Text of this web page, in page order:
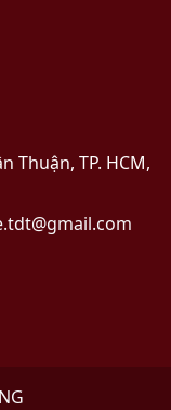
Thuận, TP. HCM,